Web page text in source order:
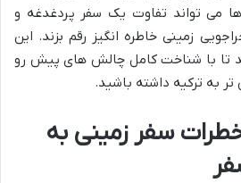
ها می تواند تفاوت یک سفر پردغدغه و
زمینی خاطره انگیز رقم بزند. این
تا با شناخت کامل چالش های پیش رو
به ترکیه داشته باشید.
سفر زمینی به